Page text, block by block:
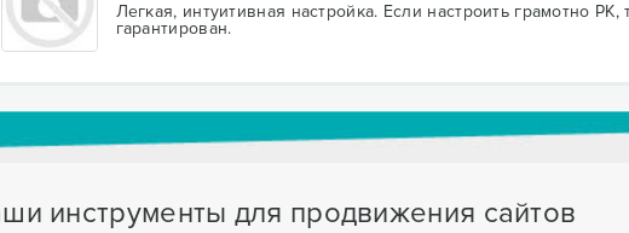
Легкая, интуитивная настройка. Если настроить грамотно
гарантирован.
инструменты для продвижения сайтов